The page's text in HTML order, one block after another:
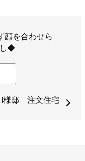
を合わせら
し◆
I様邸 注文住宅